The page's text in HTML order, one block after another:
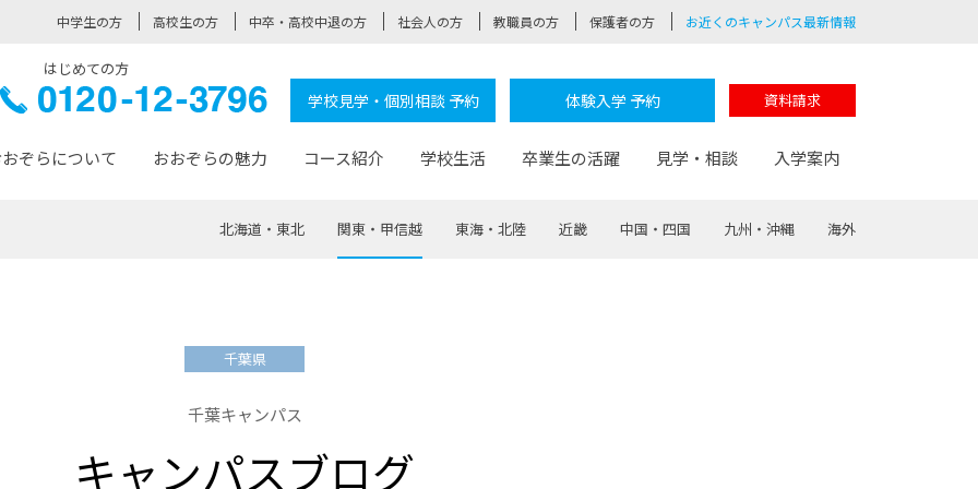
中学生の方 高校生の方 中卒・高校中退の方 社会人の方 教職員の方 保護者の方 お近くのキャンパス最新情報
ら高校はじめての方
0120-学校見学・個別相談 予約 体験入学 予約 資料請求
ぞらについて
おおぞらについて トップページ
おおぞら高校とは
サポート
おおぞらの魅力
おおぞらの魅力 トップページ
なりたい大人になるための体験
コース紹介
コース紹介 トップページ
学校生活
学校生活 トップページ
先輩の声 おおぞら100選
卒業生の活躍
卒業生の活躍 トップページ
見学・相談
見学・相談 トップページ
入学案内
入学案内 トップページ
卒業までの流れ
北海道・東北 関東・甲信越 東海・北陸 近畿 中国・四国 九州・沖縄 海外
千葉県
千葉キャンパス
キャンパスブログ